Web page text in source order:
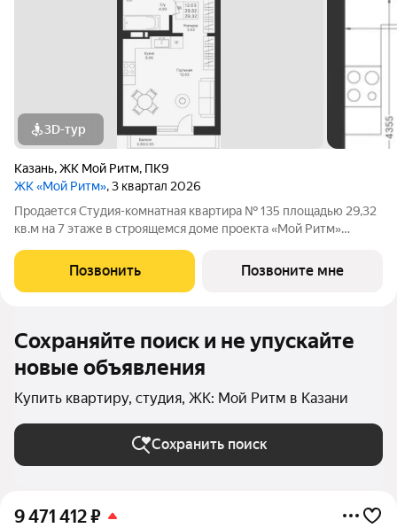
3D-тур
Казань,ЖК Мой Ритм, ПК9
ЖК «Мой Ритм», 3 квартал 2026
Продается Студия-комнатная квартира № 135 площадью 29,32
кв.м на 7 этаже в строящемся доме проекта «Мой Ритм»
жилой комплекс в одном из лучших районов Казани, на
пересечении пр. Победы и ул.
Позвонить Позвоните мне
Сохраняйте поиск и не упускайте
новые объявления
Купить квартиру, студия, ЖК: Мой Ритм в Казани
Сохранить поиск
9 471 412₽